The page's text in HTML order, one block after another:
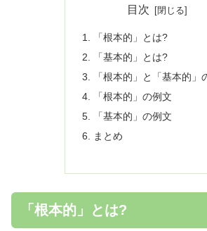
目次
「根本的」とは?
「基本的」とは?
「根本的」と「基本的」
「根本的」の例文
「基本的」の例文
まとめ
「根本的」とは?